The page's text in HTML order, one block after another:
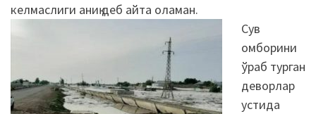
келмаслиги аниқ деб айта оламан.
Сув
омборини
ўраб турган
деворлар
устида